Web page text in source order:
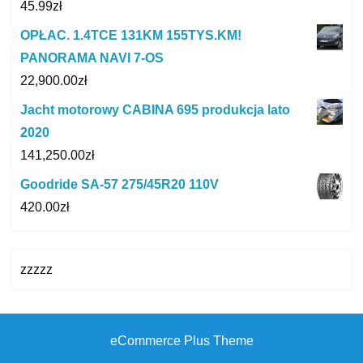
45.99zł
OPŁAC. 1.4TCE 131KM 155TYS.KM!
PANORAMA NAVI 7-OS
22,900.00zł
Jacht motorowy CABINA 695 produkcja lato
2020
141,250.00zł
Goodride SA-57 275/45R20 110V
420.00zł
zzzzz
eCommerce Plus Theme